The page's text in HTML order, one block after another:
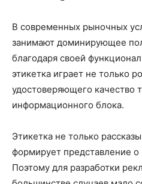
о
В современных рыночных
занимают доминирующее
благодаря своей
этикетка играет не только
удостоверяющего качество
информационного блока.
Этикетка не только
формирует представление о
Поэтому для разработки